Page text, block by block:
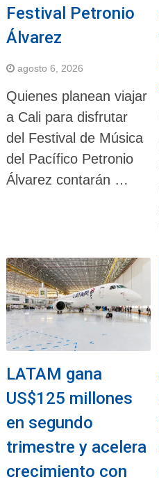
Festival Petronio
Álvarez
agosto 6, 2026
Quienes planean viajar
a Cali para disfrutar
del Festival de Música
del Pacífico Petronio
Álvarez contarán …
LATAM gana
US$125 millones
en segundo
trimestre y acelera
crecimiento con